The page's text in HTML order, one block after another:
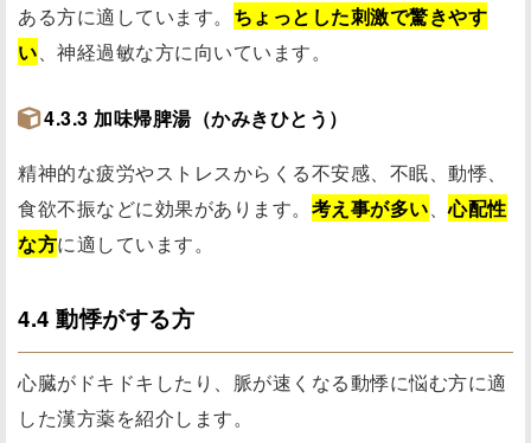
ある方に適しています。 ちょっとした刺激で驚きやす
い、神経過敏な方に向いています。
4.3.3 加味帰脾湯（かみきひとう）
精神的な疲労やストレスからくる不安感、不眠、動悸、
食欲不振などに効果があります。 考え事が多い、心配性
な方に適しています。
4.4 動悸がする方
心臓がドキドキしたり、脈が速くなる動悸に悩む方に適
した漢方薬を紹介します。